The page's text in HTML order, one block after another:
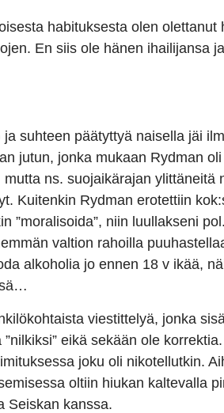
habituksesta olen olettanut
En siis ole hänen ihailijansa
suhteen päätyttyä naisella jäi
jutun, jonka mukaan Rydman
ns. suojaikärajan ylittäneitä
Kuitenkin Rydman erotettiin
”moralisoida”, niin luullakseni pol.
valtion rahoilla
alkoholia jo ennen 18 v ikää,
viestittelyä, jonka
eikä sekään ole
joku oli nikotellutkin.
oltiin hiukan kaltevalla
Seiskan kanssa.